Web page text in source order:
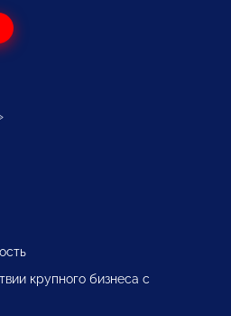
крупного бизнеса с